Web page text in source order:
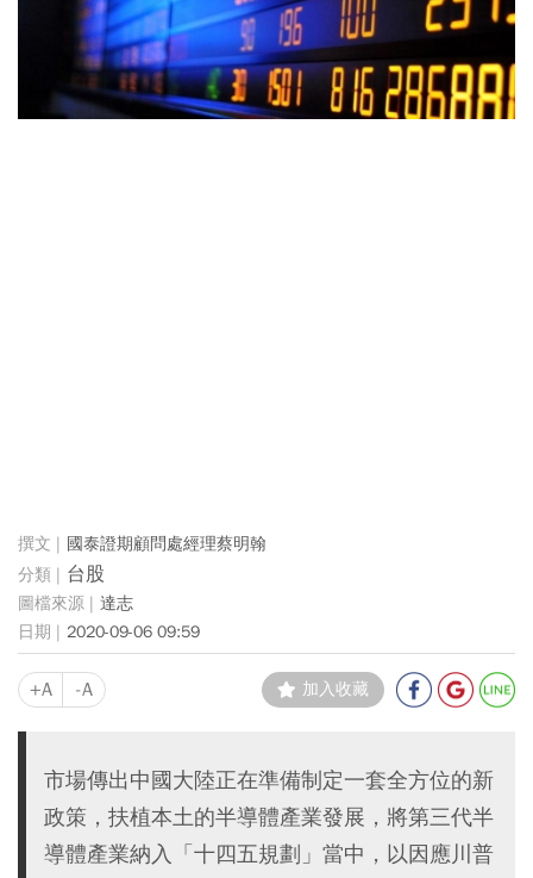
國泰證期顧問處經理蔡明翰
台股
達志
2020-09-06 09:59
+A -A 加入收藏
市場傳出中國大陸正在準備制定一套全方位的新
政策，扶植本土的半導體產業發展，將第三代半
導體產業納入「十四五規劃」當中，以因應川普